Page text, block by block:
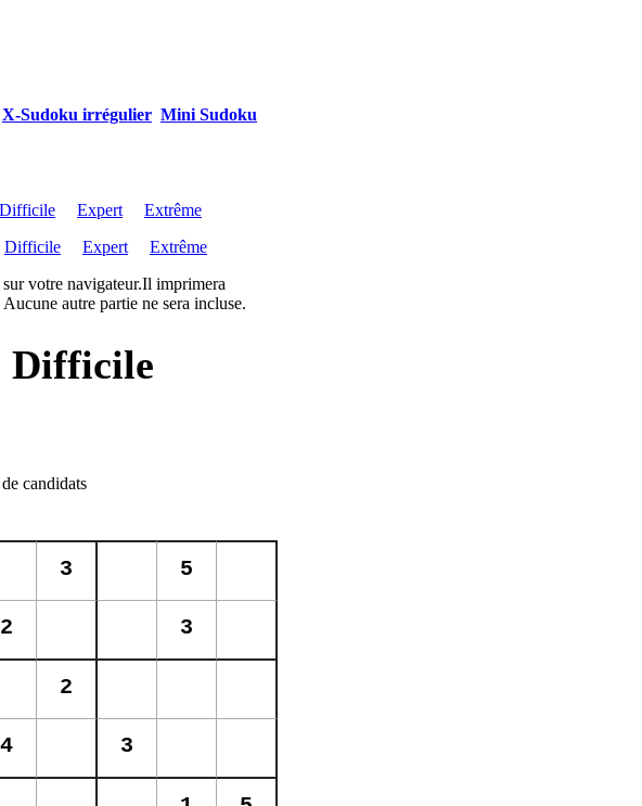
X-Sudoku irrégulier Mini Sudoku
Difficile Expert
Extrême
Difficile Expert
Extrême
votre navigateur.Il imprimera
autre partie ne sera incluse.
Difficile
candidats